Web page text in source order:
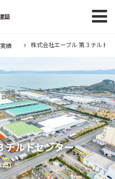
績 株式会社エーブル 第３チルド
チルドセンター
県）